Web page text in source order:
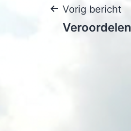
Bericht
Vorig bericht
Veroordelen